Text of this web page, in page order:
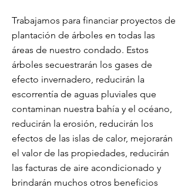
Trabajamos para financiar proyectos de
plantación de árboles en todas las
áreas de nuestro condado. Estos
árboles secuestrarán los gases de
efecto invernadero, reducirán la
escorrentía de aguas pluviales que
contaminan nuestra bahía y el océano,
reducirán la erosión, reducirán los
efectos de las islas de calor, mejorarán
el valor de las propiedades, reducirán
las facturas de aire acondicionado y
brindarán muchos otros beneficios